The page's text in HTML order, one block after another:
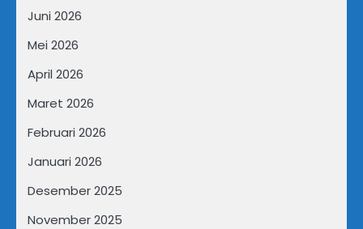
Juni 2026
Mei 2026
April 2026
Maret 2026
Februari 2026
Januari 2026
Desember 2025
November 2025